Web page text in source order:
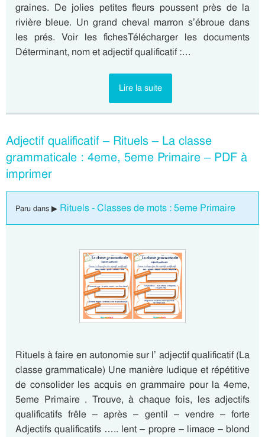
graines. De jolies petites fleurs poussent près de la
rivière bleue. Un grand cheval marron s’ébroue dans
les prés. Voir les fichesTélécharger les documents
Déterminant, nom et adjectif qualificatif :…
Lire la suite
Adjectif qualificatif – Rituels – La classe
grammaticale : 4eme, 5eme Primaire – PDF à
imprimer
Paru dans ▶ Rituels - Classes de mots : 5eme Primaire
Rituels à faire en autonomie sur l’ adjectif qualificatif (La
classe grammaticale) Une manière ludique et répétitive
de consolider les acquis en grammaire pour la 4eme,
5eme Primaire . Trouve, à chaque fois, les adjectifs
qualificatifs frêle – après – gentil – vendre – forte
Adjectifs qualificatifs ….. lent – propre – limace – blond